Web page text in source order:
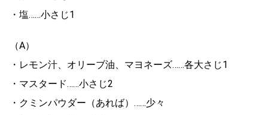
・塩……小さじ1
（A）
・レモン汁、オリーブ油、マヨネーズ……各大さじ1
・マスタード……小さじ2
・クミンパウダー（あれば）……少々